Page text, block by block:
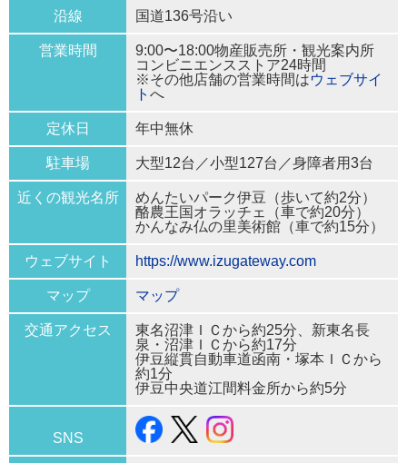
沿線 国道136号沿い
営業時間
9:00〜18:00物産販売所・観光案内所
コンビニエンスストア24時間
※その他店舗の営業時間はウェブサイ
ト へ
定休日 年中無休
駐車場 大型12台／小型127台／身障者用3台
近くの観光名所
めんたいパーク伊豆（歩いて約2分）
酪農王国オラッチェ（車で約20分）
かんなみ仏の里美術館（車で約15分）
ウェブサイト https://www.izugateway.com
マップ マップ
交通アクセス
東名沼津ＩＣから約25分、新東名長
泉・沼津ＩＣから約17分
伊豆縦貫自動車道函南・塚本ＩＣから
約1分
伊豆中央道江間料金所から約5分
SNS